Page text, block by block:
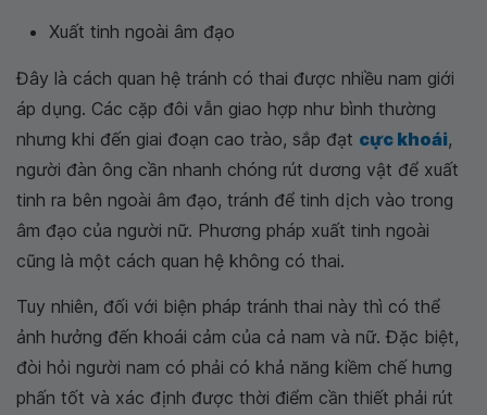
Xuất tinh ngoài âm đạo
Đây là cách quan hệ tránh có thai được nhiều nam giới
áp dụng. Các cặp đôi vẫn giao hợp như bình thường
nhưng khi đến giai đoạn cao trào, sắp đạt cực khoái,
người đàn ông cần nhanh chóng rút dương vật để xuất
tinh ra bên ngoài âm đạo, tránh để tinh dịch vào trong
âm đạo của người nữ. Phương pháp xuất tinh ngoài
cũng là một cách quan hệ không có thai.
Tuy nhiên, đối với biện pháp tránh thai này thì có thể
ảnh hưởng đến khoái cảm của cả nam và nữ. Đặc biệt,
đòi hỏi người nam có phải có khả năng kiềm chế hưng
phấn tốt và xác định được thời điểm cần thiết phải rút